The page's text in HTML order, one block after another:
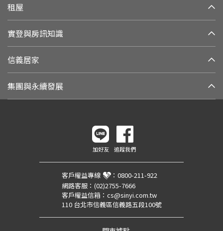
租屋
實登與房訊知識
信義居家
集團與永續發展
加好友 追蹤我們
客戶權益專線 ： 0800-211-922
網路客服： (02)2755-7666
客戶權益信箱： cs@sinyi.com.tw
110 台北市信義區信義路五段100號